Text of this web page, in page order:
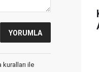
kuralları ile